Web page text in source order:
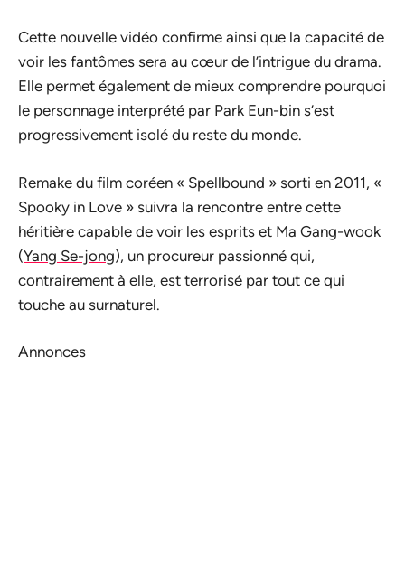
Cette nouvelle vidéo confirme ainsi que la capacité de
voir les fantômes sera au cœur de l’intrigue du drama.
Elle permet également de mieux comprendre pourquoi
le personnage interprété par Park Eun-bin s’est
progressivement isolé du reste du monde.
Remake du film coréen « Spellbound » sorti en 2011, «
Spooky in Love » suivra la rencontre entre cette
héritière capable de voir les esprits et Ma Gang-wook
(Yang Se-jong), un procureur passionné qui,
contrairement à elle, est terrorisé par tout ce qui
touche au surnaturel.
Annonces